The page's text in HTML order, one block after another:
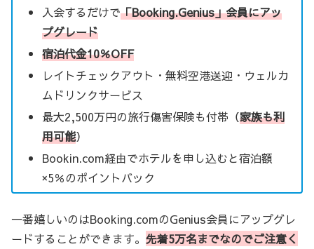
入会するだけで「Booking.Genius」会員にアッ
プグレード
宿泊代金10％OFF
レイトチェックアウト・無料空港送迎・ウェルカ
ムドリンクサービス
最大2,500万円の旅行傷害保険も付帯（家族も利
用可能）
Bookin.com経由でホテルを申し込むと宿泊額
×5％のポイントバック
一番嬉しいのはBooking.comのGenius会員にアップグレ
ードすることができます。 先着5万名までなのでご注意く